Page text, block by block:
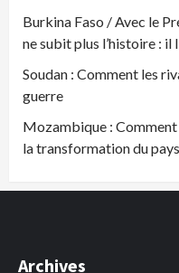
Burkina Faso / Avec le
ne subit plus l’histoire : il
Soudan : Comment les
guerre
Mozambique :
la transformation du
Archives